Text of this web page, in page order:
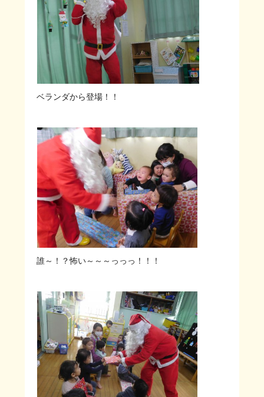
ベランダから登場！！
誰～！？怖い～～～っっっ！！！